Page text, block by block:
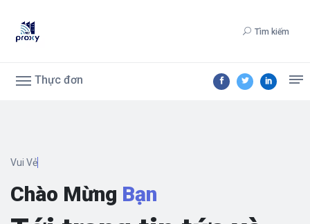
Tìm kiếm
Thực đơn
Vui Vẻ
Chào Mừng Bạn